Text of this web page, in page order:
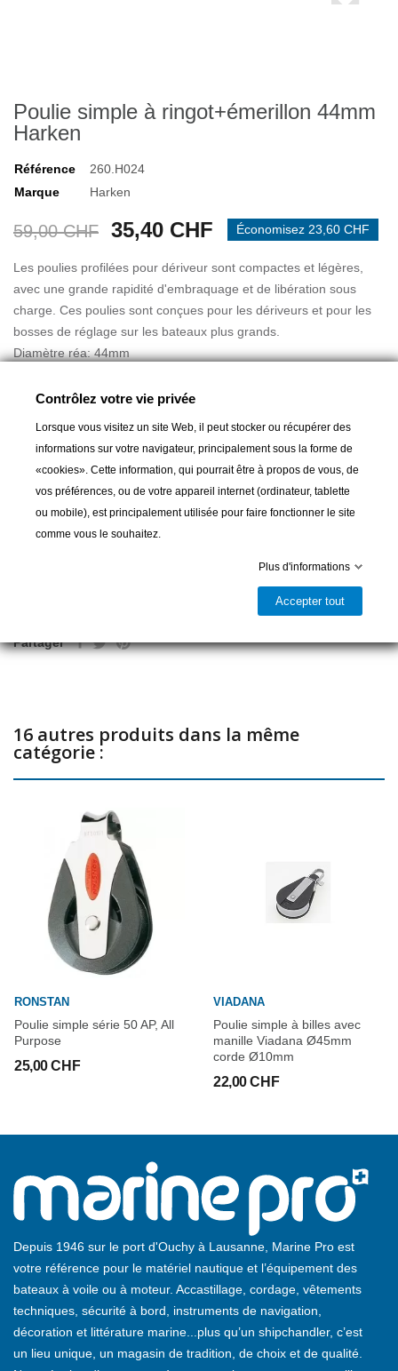
Poulie simple à ringot+émerillon 44mm
Harken
Référence
260.H024
Marque
Harken
59,00 CHF 35,40 CHF Économisez 23,60 CHF
Les poulies profilées pour dériveur sont compactes et légères,
avec une grande rapidité d'embraquage et de libération sous
charge. Ces poulies sont conçues pour les dériveurs et pour les
bosses de réglage sur les bateaux plus grands.
Diamètre réa: 44mm
Poids:113gr
Partager
16 autres produits dans la même
catégorie :
RONSTAN
Poulie simple série 50 AP, All
Purpose
25,00 CHF
VIADANA
Poulie simple à billes avec
manille Viadana Ø45mm
corde Ø10mm
22,00 CHF
Depuis 1946 sur le port d'Ouchy à Lausanne, Marine Pro est
votre référence pour le matériel nautique et l’équipement des
bateaux à voile ou à moteur. Accastillage, cordage, vêtements
techniques, sécurité à bord, instruments de navigation,
décoration et littérature marine...plus qu’un shipchandler, c’est
un lieu unique, un magasin de tradition, de choix et de qualité.
Contrôlez votre vie privée
Lorsque vous visitez un site Web, il peut stocker ou récupérer des
informations sur votre navigateur, principalement sous la forme de
«cookies». Cette information, qui pourrait être à propos de vous, de
vos préférences, ou de votre appareil internet (ordinateur, tablette
ou mobile), est principalement utilisée pour faire fonctionner le site
comme vous le souhaitez.
Plus d'informations
Accepter tout